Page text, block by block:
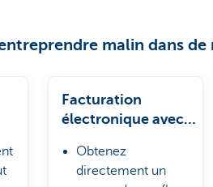
malin dans
Facturation
électronique avec
Obtenez
directement un